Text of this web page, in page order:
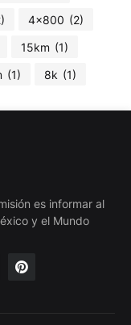
4x800 (2)
15km (1)
(1) 8k (1)
es informar al
y el Mundo